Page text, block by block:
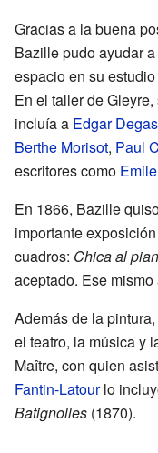
Gracias a la buena
Bazille pudo ayudar
espacio en su
En el taller de
incluía a Edgar Degas
Berthe Morisot, Paul
escritores como
En 1866, Bazille
importante
cuadros: Chica al
aceptado. Ese
Además de la
el teatro, la música y
Maître, con quien
Fantin-Latourlo
Batignolles (1870).